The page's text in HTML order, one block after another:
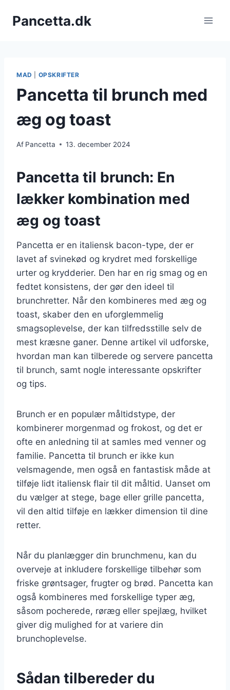
Pancetta.dk
MAD OPSKRIFTER
Pancetta til brunch med
æg og toast
Af Pancetta 13. december 2024
Pancetta til brunch: En
lækker kombination med
æg og toast
Pancetta er en italiensk bacon-type, der er
lavet af svinekød og krydret med forskellige
urter og krydderier. Den har en rig smag og en
fedtet konsistens, der gør den ideel til
brunchretter. Når den kombineres med æg og
toast, skaber den en uforglemmelig
smagsoplevelse, der kan tilfredsstille selv de
mest kræsne ganer. Denne artikel vil udforske,
hvordan man kan tilberede og servere pancetta
til brunch, samt nogle interessante opskrifter
og tips.
Brunch er en populær måltidstype, der
kombinerer morgenmad og frokost, og det er
ofte en anledning til at samles med venner og
familie. Pancetta til brunch er ikke kun
velsmagende, men også en fantastisk måde at
tilføje lidt italiensk flair til dit måltid. Uanset om
du vælger at stege, bage eller grille pancetta,
vil den altid tilføje en lækker dimension til dine
retter.
Når du planlægger din brunchmenu, kan du
overveje at inkludere forskellige tilbehør som
friske grøntsager, frugter og brød. Pancetta kan
også kombineres med forskellige typer æg,
såsom pocherede, røræg eller spejlæg, hvilket
giver dig mulighed for at variere din
brunchoplevelse.
Sådan tilbereder du